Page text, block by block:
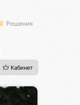
Решения
Кабинет